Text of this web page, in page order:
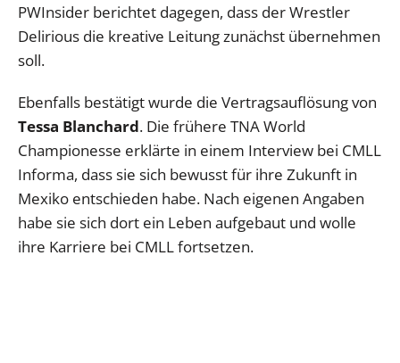
PWInsider berichtet dagegen, dass der Wrestler
Delirious die kreative Leitung zunächst übernehmen
soll.
Ebenfalls bestätigt wurde die Vertragsauflösung von
Tessa Blanchard. Die frühere TNA World
Championesse erklärte in einem Interview bei CMLL
Informa, dass sie sich bewusst für ihre Zukunft in
Mexiko entschieden habe. Nach eigenen Angaben
habe sie sich dort ein Leben aufgebaut und wolle
ihre Karriere bei CMLL fortsetzen.